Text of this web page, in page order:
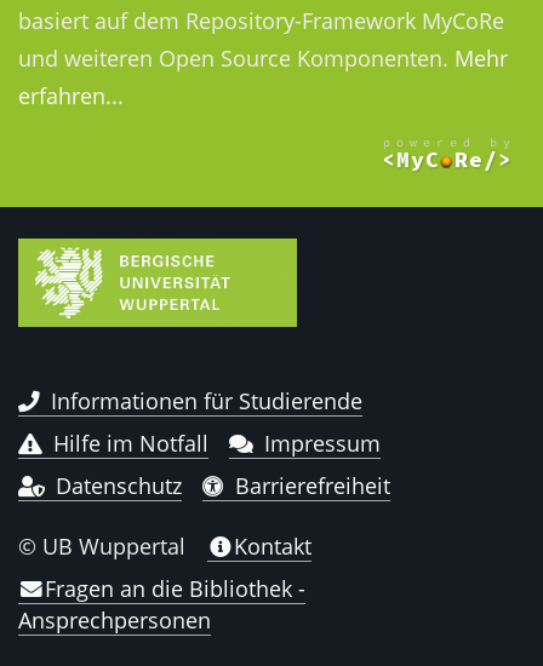
basiert auf dem Repository-Framework MyCoRe
und weiteren Open Source Komponenten. Mehr
erfahren...
Informationen für Studierende
Hilfe im Notfall
Impressum
Datenschutz
Barrierefreiheit
© UB Wuppertal
Kontakt
Fragen an die Bibliothek -
Ansprechpersonen